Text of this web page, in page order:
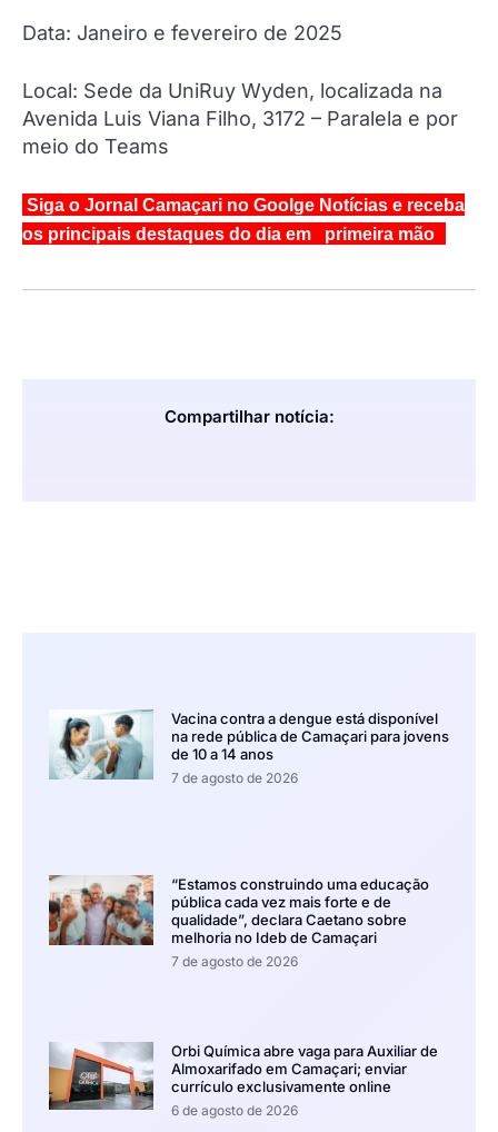
Data: Janeiro e fevereiro de 2025
Local: Sede da UniRuy Wyden, localizada na
Avenida Luis Viana Filho, 3172 – Paralela e por
meio do Teams
Siga o Jornal Camaçari no Goolge Notícias e receba
os principais destaques do dia em primeira mão
Compartilhar notícia:
Vacina contra a dengue está disponível
na rede pública de Camaçari para jovens
de 10 a 14 anos
7 de agosto de 2026
“Estamos construindo uma educação
pública cada vez mais forte e de
qualidade”, declara Caetano sobre
melhoria no Ideb de Camaçari
7 de agosto de 2026
Orbi Química abre vaga para Auxiliar de
Almoxarifado em Camaçari; enviar
currículo exclusivamente online
6 de agosto de 2026